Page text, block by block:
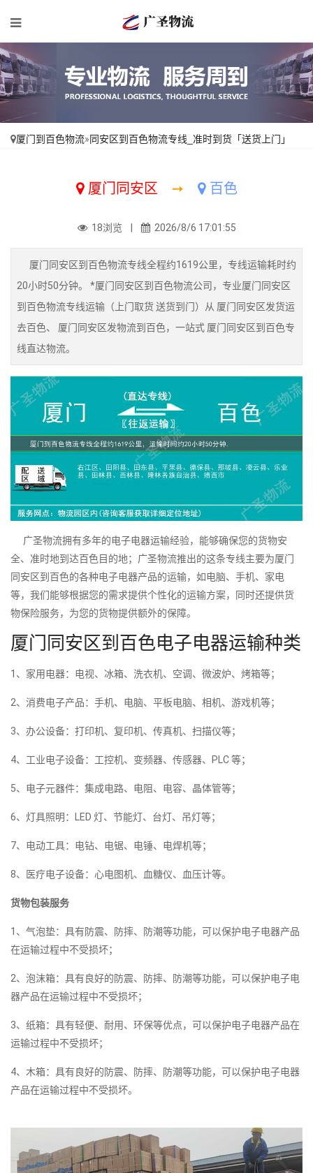
厦门到百色物流»同安区到百色物流专线_准时到货「送货上门」
厦门同安区 ➙ 百色
18浏览 | 2026/8/6 17:01:55
厦门同安区到百色物流专线全程约1619公里，专线运输耗时约
20小时50分钟。 *厦门同安区到百色物流公司，专业厦门同安区
到百色物流专线运输（上门取货 送货到门）从 厦门同安区发货运
去百色、 厦门同安区发物流到百色，一站式 厦门同安区到百色专
线直达物流。
广圣物流拥有多年的电子电器运输经验，能够确保您的货物安
全、准时地到达百色目的地；广圣物流推出的这条专线主要为厦门
同安区到百色的各种电子电器产品的运输，如电脑、手机、家电
等，我们能够根据您的需求提供个性化的运输方案，同时还提供货
物保险服务，为您的货物提供额外的保障。
厦门同安区到百色电子电器运输种类
1、家用电器：电视、冰箱、洗衣机、空调、微波炉、烤箱等；
2、消费电子产品：手机、电脑、平板电脑、相机、游戏机等；
3、办公设备：打印机、复印机、传真机、扫描仪等；
4、工业电子设备：工控机、变频器、传感器、PLC 等；
5、电子元器件：集成电路、电阻、电容、晶体管等；
6、灯具照明：LED 灯、节能灯、台灯、吊灯等；
7、电动工具：电钻、电锯、电锤、电焊机等；
8、医疗电子设备：心电图机、血糖仪、血压计等。
货物包装服务
1、气泡垫：具有防震、防摔、防潮等功能，可以保护电子电器产品
在运输过程中不受损坏；
2、泡沫箱：具有良好的防震、防摔、防潮等功能，可以保护电子电
器产品在运输过程中不受损坏；
3、纸箱：具有轻便、耐用、环保等优点，可以保护电子电器产品在
运输过程中不受损坏；
4、木箱：具有良好的防震、防摔、防潮等功能，可以保护电子电器
产品在运输过程中不受损坏。